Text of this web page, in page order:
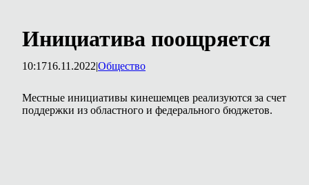
Инициатива поощряется
10:1716.11.2022|Общество
Местные инициативы кинешемцев реализуются за счет
поддержки из областного и федерального бюджетов.